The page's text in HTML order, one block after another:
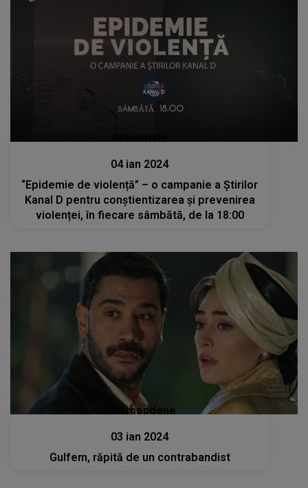
04 ian 2024
“Epidemie de violență” – o campanie a Știrilor
Kanal D pentru conștientizarea și prevenirea
violenței, în fiecare sâmbătă, de la 18:00
Stiri mondene
03 ian 2024
Gulfem, răpită de un contrabandist